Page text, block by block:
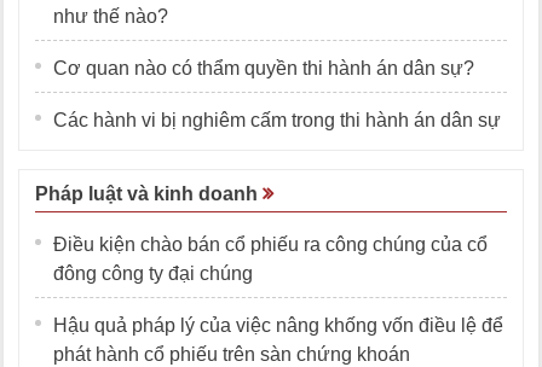
như thế nào?
Cơ quan nào có thẩm quyền thi hành án dân sự?
Các hành vi bị nghiêm cấm trong thi hành án dân sự
Pháp luật và kinh doanh
Điều kiện chào bán cổ phiếu ra công chúng của cổ
đông công ty đại chúng
Hậu quả pháp lý của việc nâng khống vốn điều lệ để
phát hành cổ phiếu trên sàn chứng khoán